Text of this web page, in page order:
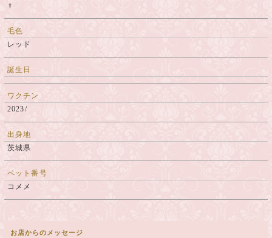
♀
毛色
レッド
誕生日
ワクチン
2023/
出身地
茨城県
ペット番号
コメメ
お店からのメッセージ